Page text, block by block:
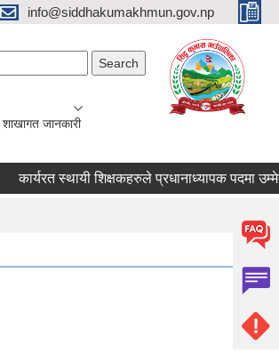
info@siddhakumakhmun.gov.np
शाखागत जानकारी
कार्यरत स्थायी शिक्षकहरुले प्रधानाध्यापक पदमा